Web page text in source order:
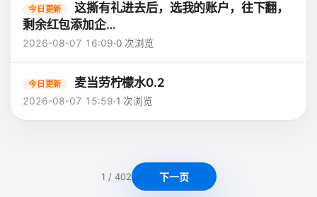
今日更新
这撕有礼进去后，选我的账户，往下翻，
剩余红包添加企…
2026-08-07 16:09·0 次浏览
今日更新 麦当劳柠檬水0.2
2026-08-07 15:59·1 次浏览
1 / 402 下一页